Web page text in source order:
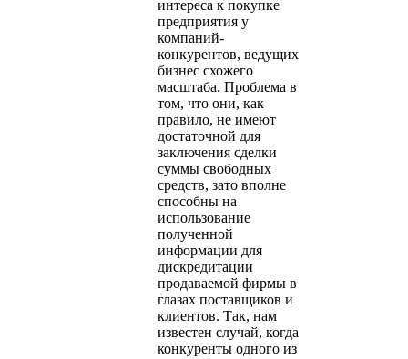
интереса к покупке
предприятия у
компаний-
конкурентов, ведущих
бизнес схожего
масштаба. Проблема в
том, что они, как
правило, не имеют
достаточной для
заключения сделки
суммы свободных
средств, зато вполне
способны на
использование
полученной
информации для
дискредитации
продаваемой фирмы в
глазах поставщиков и
клиентов. Так, нам
известен случай, когда
конкуренты одного из